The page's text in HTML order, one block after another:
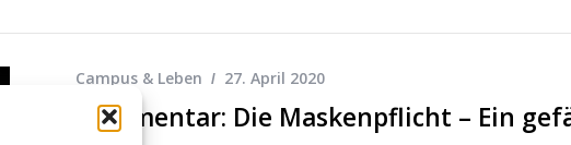
Campus & Leben 27. April 2020
Kommentar: Die Maskenpflicht – Ein